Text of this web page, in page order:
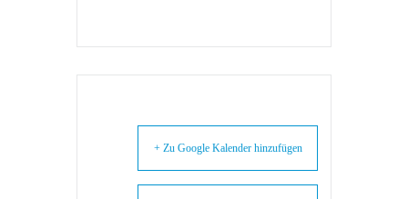
+ Zu Google Kalender hinzufügen